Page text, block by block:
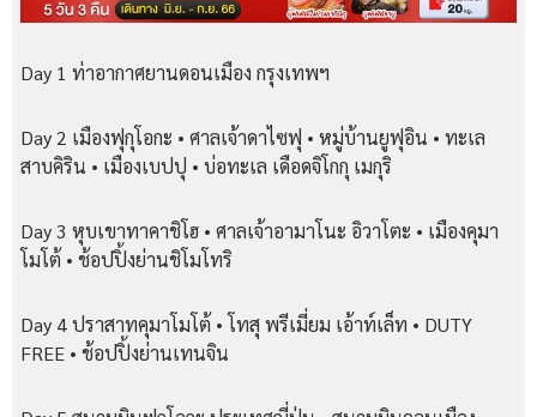
Day 1 ท่าอากาศยานดอนเมือง กรุงเทพฯ
Day 2 เมืองฟุกุโอกะ • ศาลเจ้าดาไซฟุ • หมู่บ้านยูฟุอิน • ทะเล
สาบคิริน • เมืองเบปปุ • บ่อทะเล เดือดจิโกกุ เมกุริ
Day 3 หุบเขาทาคาชิโฮ • ศาลเจ้าอามาโนะ อิวาโตะ • เมืองคุมา
โมโต้ • ช้อปปิ้งย่านชิโมโทริ
Day 4 ปราสาทคุมาโมโต้ • โทสุ พรีเมี่ยม เอ้าท์เล็ท • DUTY
FREE • ช้อปปิ้งย่านเทนจิน